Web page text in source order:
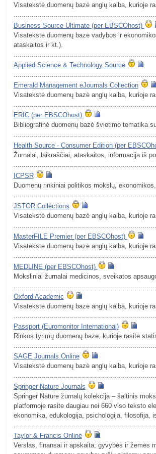
Visatekstė duomenų bazė anglų kalba, kurioje
Business Source Ultimate (per EBSCOhost)
Visatekstė duomenų bazė vadybos ir
ataskaitos ir kt.).
Applied Science & Technology Source
Emerald Management eJournals Collection
Visatekstė duomenų bazė anglų kalba, kurioje
ERIC (per EBSCOhost)
Bibliografinė duomenų bazė švietimo tematika
Health Source - Consumer Edition (per
Žurnalai, laikraščiai, ataskaitos, informacija iš
ICPSR
Duomenų rinkiniai politikos mokslų,
JSTOR Collections
Visatekstė duomenų bazė anglų kalba, kurioje
MasterFILE Premier (per EBSCOhost)
Visatekstė duomenų bazė anglų kalba, kurioje
MEDLINE (per EBSCOhost)
Moksliniai žurnalai medicinos, sveikatos
Oxford Academic
Visatekstė duomenų bazė anglų kalba, kurioje
Passport (Euromonitor International)
Rinkos tyrimų duomenų bazė, kurioje rasite
SAGE Journals Online
Visatekstė duomenų bazė anglų kalba, kurioje
Springer Nature Journals
Springer Nature žurnalų kolekcija – šaltinis
platformoje rasite daugiau nei 660 viso teksto
ekonomika, edukologija, psichologija, filosofija,
Taylor & Francis Online
Verslas, finansai ir apskaita; gyvybės ir žemės